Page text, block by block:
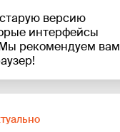
версию
интерфейсы
Мы рекомендуем вам